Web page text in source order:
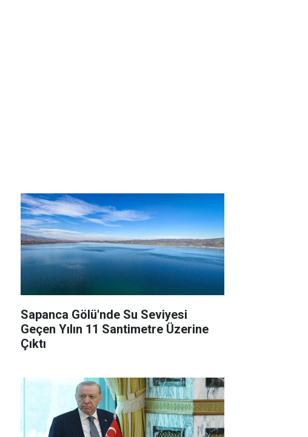
Sapanca Gölü'nde Su Seviyesi
Geçen Yılın 11 Santimetre Üzerine
Çıktı